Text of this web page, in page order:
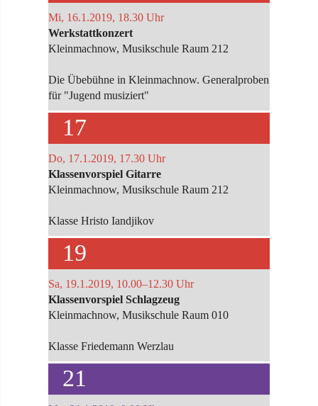
Mi, 16.1.2019, 18.30 Uhr
Werkstattkonzert
Kleinmachnow, Musikschule Raum 212
Die Übebühne in Kleinmachnow. Generalproben
für "Jugend musiziert"
17
Do, 17.1.2019, 17.30 Uhr
Klassenvorspiel Gitarre
Kleinmachnow, Musikschule Raum 212
Klasse Hristo Iandjikov
19
Sa, 19.1.2019, 10.00–12.30 Uhr
Klassenvorspiel Schlagzeug
Kleinmachnow, Musikschule Raum 010
Klasse Friedemann Werzlau
21